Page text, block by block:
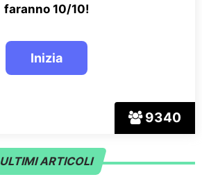
9340
faranno 10/10!
ULTIMI ARTICOLI